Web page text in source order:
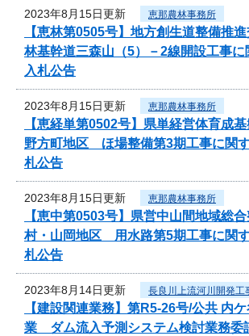
2023年8月15日更新 恵那農林事務所
【恵林第0505号】地方創生道整備推
林基幹道三森山（5）－2線開設工事
入札公告
2023年8月15日更新 恵那農林事務所
【恵経単第0502号】県単経営体育成
野方町地区 ほ場整備第3期工事に関
札公告
2023年8月15日更新 恵那農林事務所
【恵中第0503号】県営中山間地域総
村・山岡地区 用水路第5期工事に関
札公告
2023年8月14日更新 長良川上流河川開発工
【建設関連業務】第R5-26号/公共 内
業 ダム流入予測システム検討業務委